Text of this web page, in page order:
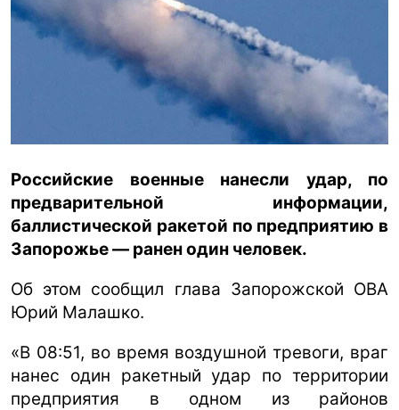
архив
gambling
Российские военные нанесли удар, по
предварительной информации,
баллистической ракетой по предприятию в
Запорожье — ранен один человек.
Об этом сообщил глава Запорожской ОВА
Юрий Малашко.
«В 08:51, во время воздушной тревоги, враг
нанес один ракетный удар по территории
предприятия в одном из районов